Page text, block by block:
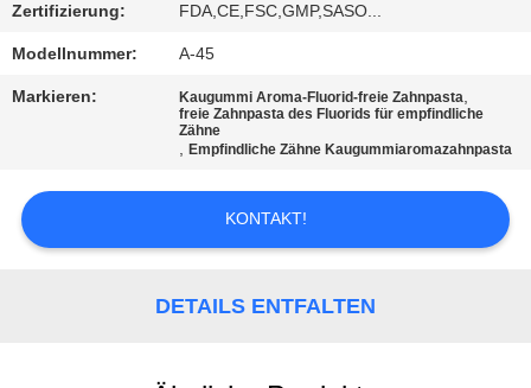
SIE
MIT
UNS
FORDERN
Zertifizierung: FDA,CE,FSC,GMP,SASO...
Modellnummer: A-45
Markieren: Kaugummi Aroma-Fluorid-freie Zahnpasta,
freie Zahnpasta des Fluorids für empfindliche
Zähne
,Empfindliche Zähne Kaugummiaromazahnpasta
KONTAKT!
DETAILS ENTFALTEN